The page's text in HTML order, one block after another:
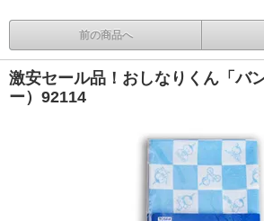
前の商品へ
激安セール品！おしなりくん「バ
ー）92114